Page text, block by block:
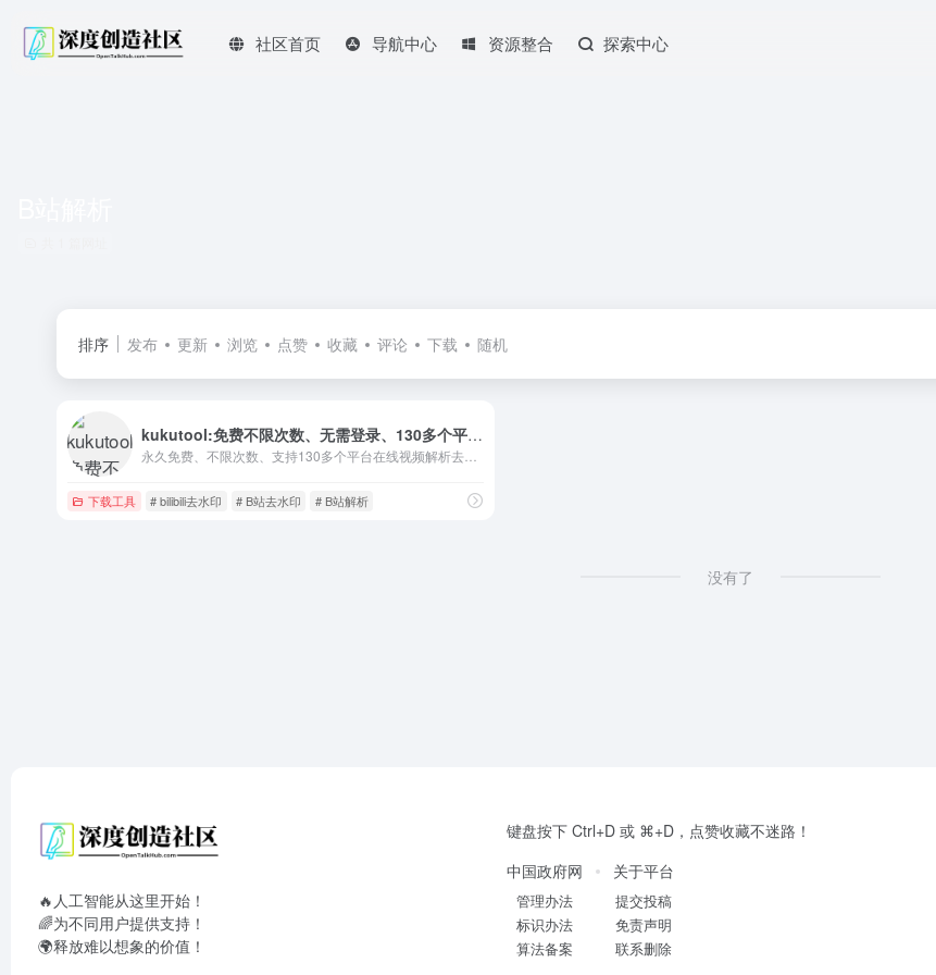
社区首页 导航中心 资源整合 探索中心
排序 发布 更新 浏览 点赞 收藏 评论 下载 随机
kukutool:免费不限次数、无需登录、130多个平台解析去水印、快手去水印、抖茵去水印、小红书去水印
下载工具 # bilibili去水印 # B站去水印 # B站解析
没有了
🔥人工智能从这里开始！
🌈为不同用户提供支持！
🌍释放难以想象的价值！
键盘按下 Ctrl+D 或 ⌘+D，点赞收藏不迷路！
中国政府网
管理办法
标识办法
算法备案
关于平台
提交投稿
免责声明
联系删除